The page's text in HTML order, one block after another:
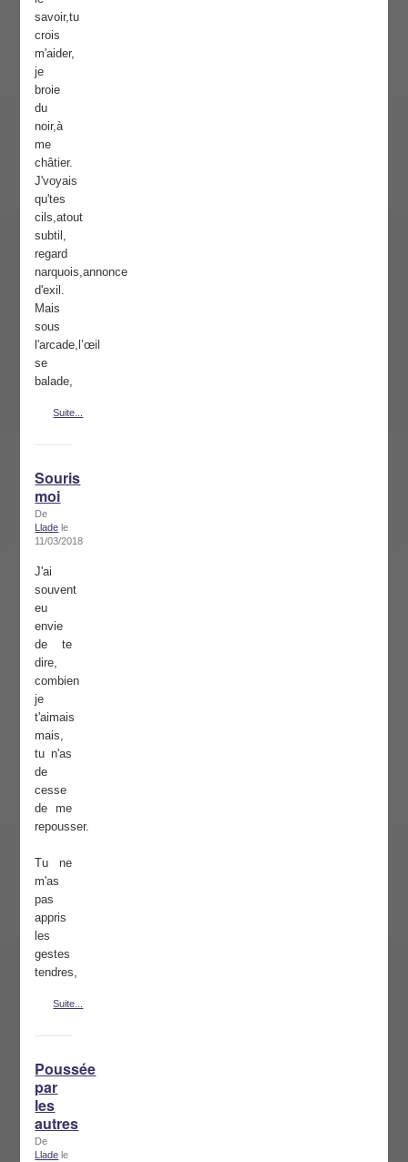
savoir,tu
crois
m'aider,
je
broie
du
noir,à
me
châtier.
J'voyais
qu'tes
cils,atout
subtil,
regard
narquois,annonce
d'exil.
Mais
sous
l'arcade,l’œil
se
balade,
Suite...
Souris
moi
De
Llade le
11/03/2018
J'ai
souvent
eu
envie
de te
dire,
combien
je
t'aimais
mais,
tu n'as
de
cesse
de me
repousser.
Tu ne
m'as
pas
appris
les
gestes
tendres,
Suite...
Poussée
par
les
autres
De
Llade le